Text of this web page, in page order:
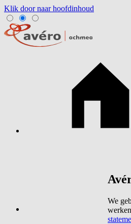
Klik door naar hoofdinhoud
We